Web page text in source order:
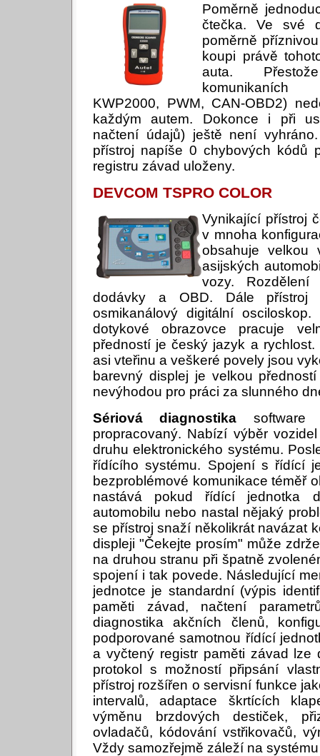
Poměrně
čtečka. Ve své
poměrně
koupi právě
auta.
komunikaních
KWP2000, PWM, CAN-OBD2)
každým autem. Dokonce i při
načtení údajů) ještě není
přístroj napíše 0 chybových kódů
registru závad uloženy.
DEVCOM TSPRO COLOR
Vynikající přístroj
v mnoha
obsahuje velkou
asijských
vozy.
dodávky a OBD. Dále přístroj
osmikanálový digitální
dotykové obrazovce pracuje
předností je český jazyk a
asi vteřinu a veškeré povely jsou
barevný displej je velkou
nevýhodou pro práci za slunného
Sériová diagnostika software
propracovaný. Nabízí výběr
druhu elektronického systému.
řídícího systému. Spojení s řídící
bezproblémové komunikace téměř
nastává pokud řídící jednotka
automobilu nebo nastal nějaký
se přístroj snaží několikrát navázat
displeji "Čekejte prosím" může
na druhou stranu při špatně
spojení i tak povede. Následující
jednotce je standardní (výpis
paměti závad, načtení
diagnostika akčních členů,
podporované samotnou řídící
a vyčtený registr paměti závad lze
protokol s možností připsání
přístroj rozšířen o servisní funkce
intervalů, adaptace škrtících
výměnu brzdových destiček,
ovladačů, kódování vstřikovačů,
Vždy samozřejmě záleží na